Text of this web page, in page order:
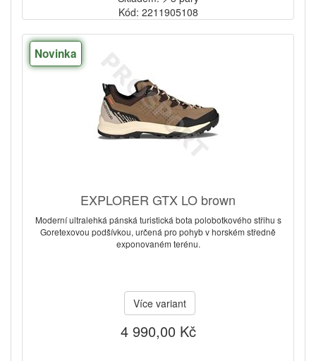
Kód: 2211905108
Novinka
EXPLORER GTX LO brown
Moderní ultralehká pánská turistická bota polobotkového střihu s
Goretexovou podšívkou, určená pro pohyb v horském středně
exponovaném terénu.
Více variant
4 990,00 Kč